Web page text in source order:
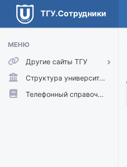
ТГУ.Сотрудники
МЕНЮ
Другие сайты ТГУ
ТГУ.Аккаунты
ТГУ.Расписание
Структура университета
Телефонный справочник